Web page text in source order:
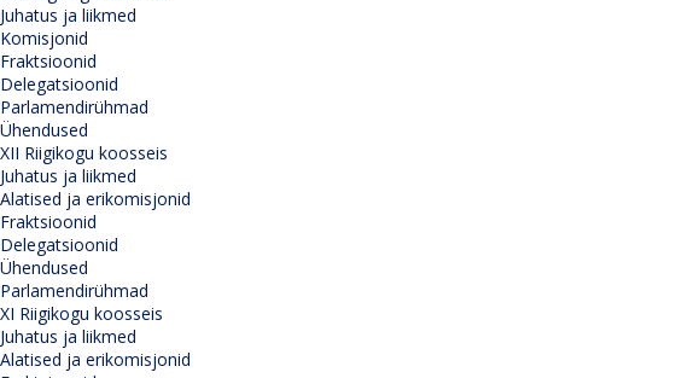
Juhatus ja liikmed
Komisjonid
Fraktsioonid
Delegatsioonid
Parlamendirühmad
Ühendused
XII Riigikogu koosseis
Juhatus ja liikmed
Alatised ja erikomisjonid
Fraktsioonid
Delegatsioonid
Ühendused
Parlamendirühmad
XI Riigikogu koosseis
Juhatus ja liikmed
Alatised ja erikomisjonid